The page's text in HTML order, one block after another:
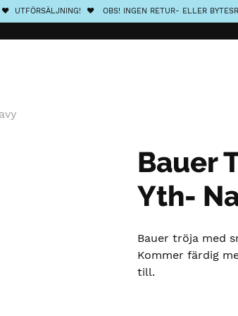
❤️ UTFÖRSÄLJNING! ❤️ OBS! INGEN RETUR- ELLER
Bauer
Yth-
Bauer tröja med
Kommer färdig
till.